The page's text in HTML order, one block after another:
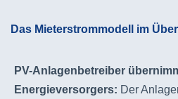
Das Mieterstrommodell im
PV-Anlagenbetreiber
Energieversorgers: Der